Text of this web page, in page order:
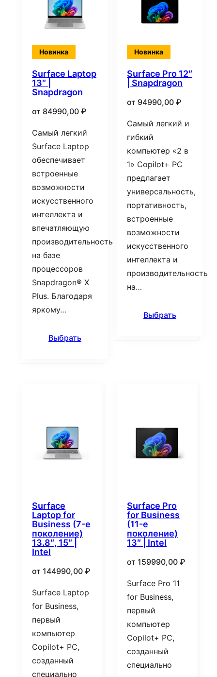
Новинка
Surface Laptop
13″ |
Snapdragon
от 84990,00 ₽
Самый легкий
Surface Laptop
обеспечивает
встроенные
возможности
искусственного
интеллекта и
впечатляющую
производительность
на базе
процессоров
Snapdragon® X
Plus. Благодаря
яркому…
Выбрать
Новинка
Surface Pro 12″
| Snapdragon
от 94990,00 ₽
Самый легкий и
гибкий
компьютер «2 в
1» Copilot+ PC
предлагает
универсальность,
портативность,
встроенные
возможности
искусственного
интеллекта и
производительность
на…
Выбрать
Surface
Laptop for
Business (7-е
поколение)
13.8″, 15″ |
Intel
от 144990,00 ₽
Surface Laptop
for Business,
первый
компьютер
Copilot+ PC,
созданный
специально
Surface Pro
for Business
(11-е
поколение)
13″ | Intel
от 159990,00 ₽
Surface Pro 11
for Business,
первый
компьютер
Copilot+ PC,
созданный
специально